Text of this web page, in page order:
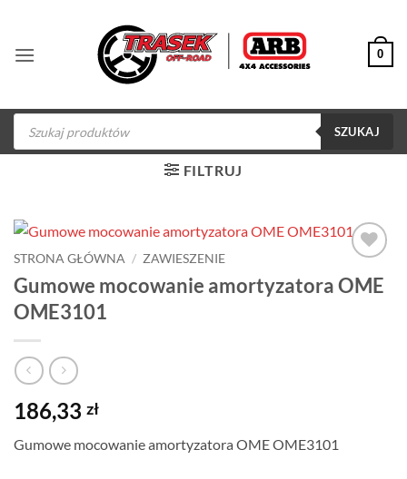
zawartości
0
Wyszukiwarka
produktów
SZUKAJ
FILTRUJ
Dodaj do
obserwowanych
STRONA GŁÓWNA / ZAWIESZENIE
Gumowe mocowanie amortyzatora OME
OME3101
186,33 zł
Gumowe mocowanie amortyzatora OME OME3101